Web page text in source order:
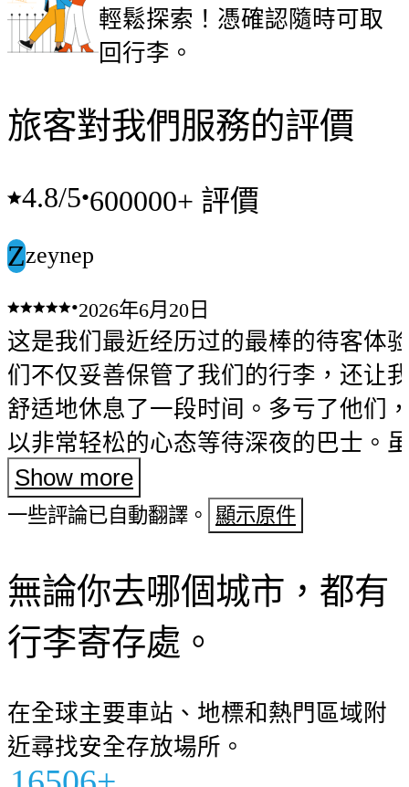
輕鬆探索！憑確認隨時可取
回行李。
旅客對我們服務的評價
4.8/5•600000+ 評價
Zzeynep
•2026年6月20日
这是我们最近经历过的最棒的待客体
们不仅妥善保管了我们的行李，还让
舒适地休息了一段时间。多亏了他们
以非常轻松的心态等待深夜的巴士。
得前台那位先生的名字了，但我们非
善意????????????（如果在前台付款
Show more
一些評論已自動翻譯。 顯示原件
無論你去哪個城市，都有
行李寄存處。
在全球主要車站、地標和熱門區域附
近尋找安全存放場所。